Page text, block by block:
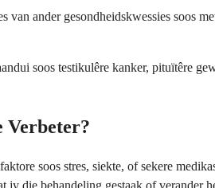
van ander gesondheidskwessies soos
soos testikulêre kanker, pituïtêre
Verbeter?
soos stres, siekte, of sekere